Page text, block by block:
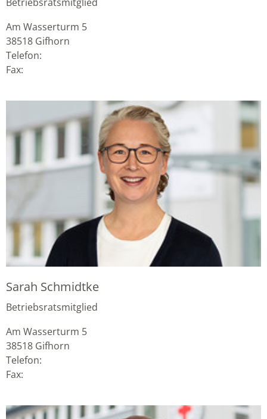
Am Wasserturm 5
38518 Gifhorn
Telefon:
Fax:
Sarah Schmidtke
Betriebsratsmitglied
Am Wasserturm 5
38518 Gifhorn
Telefon:
Fax: